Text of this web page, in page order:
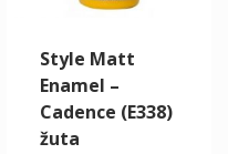
Style Matt
Enamel –
Cadence (E338)
žuta